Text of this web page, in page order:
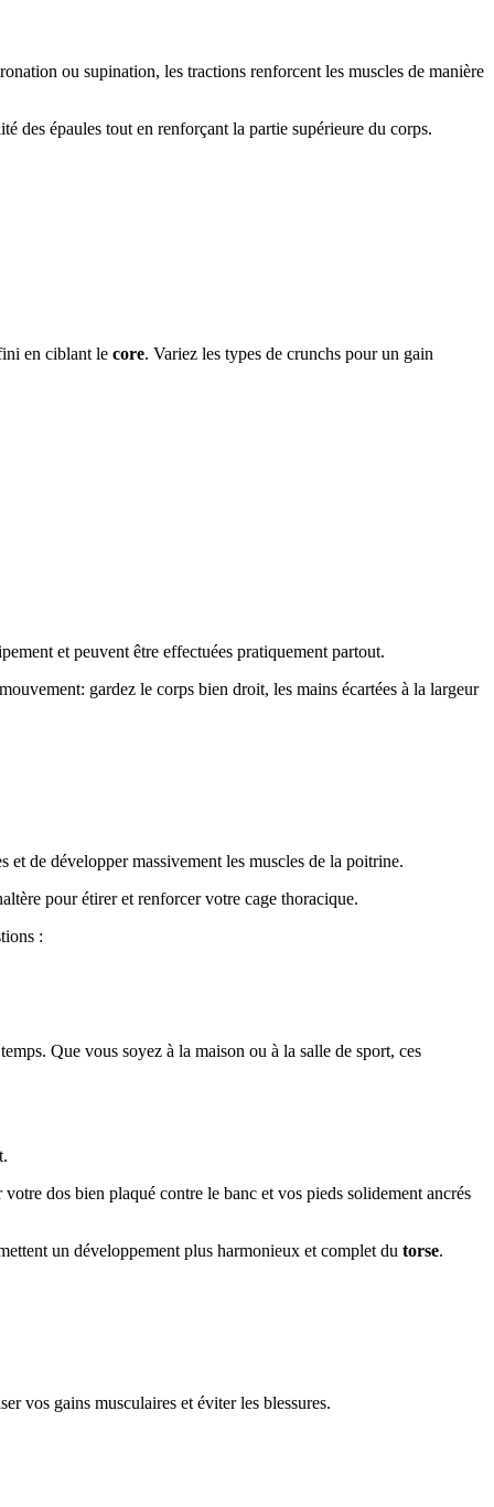
ou supination, les tractions renforcent les muscles de manière
des épaules tout en renforçant la partie supérieure du corps.
en ciblant le core. Variez les types de crunchs pour un gain
et peuvent être effectuées pratiquement partout.
gardez le corps bien droit, les mains écartées à la largeur
et de développer massivement les muscles de la poitrine.
pour étirer et renforcer votre cage thoracique.
:
Que vous soyez à la maison ou à la salle de sport, ces
dos bien plaqué contre le banc et vos pieds solidement ancrés
un développement plus harmonieux et complet du torse.
vos gains musculaires et éviter les blessures.